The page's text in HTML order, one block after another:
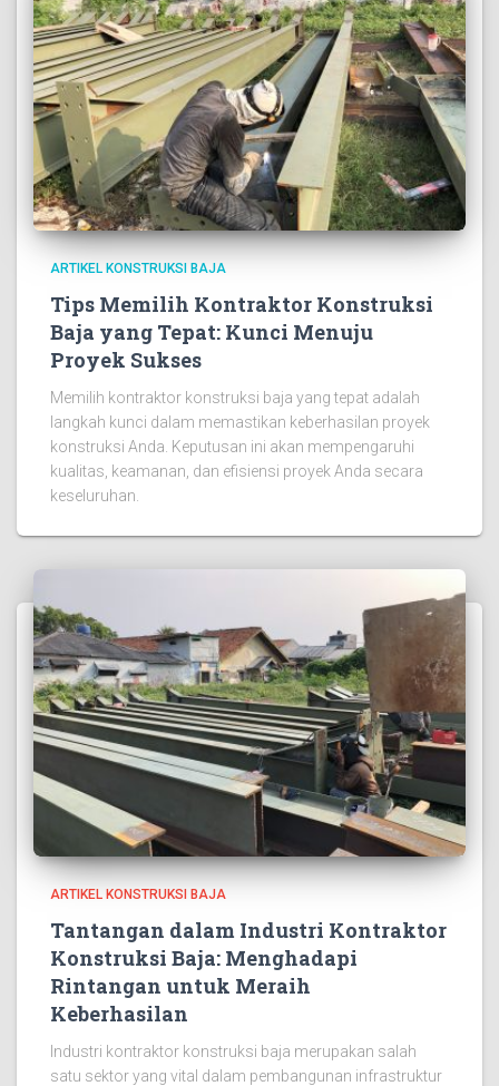
ARTIKEL KONSTRUKSI BAJA
Tips Memilih Kontraktor Konstruksi
Baja yang Tepat: Kunci Menuju
Proyek Sukses
Memilih kontraktor konstruksi baja yang tepat adalah
langkah kunci dalam memastikan keberhasilan proyek
konstruksi Anda. Keputusan ini akan mempengaruhi
kualitas, keamanan, dan efisiensi proyek Anda secara
keseluruhan.
ARTIKEL KONSTRUKSI BAJA
Tantangan dalam Industri Kontraktor
Konstruksi Baja: Menghadapi
Rintangan untuk Meraih
Keberhasilan
Industri kontraktor konstruksi baja merupakan salah
satu sektor yang vital dalam pembangunan infrastruktur